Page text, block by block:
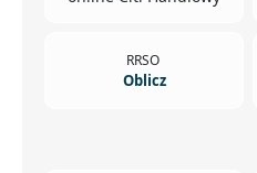
RRSO
Oblicz